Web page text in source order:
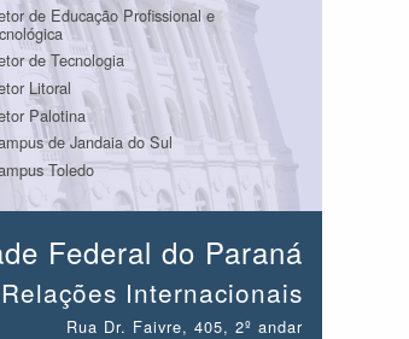
de Educação Profissional e
de Tecnologia
Litoral
Palotina
de Jandaia do Sul
Toledo
Federal do Paraná
Internacionais
Rua Dr. Faivre, 405, 2º andar